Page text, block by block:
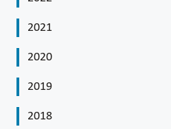
2021
2020
2019
2018